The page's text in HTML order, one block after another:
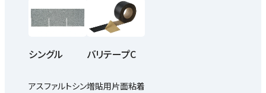
シングル
アスファルトシン
バリテープC
増貼用片面粘着